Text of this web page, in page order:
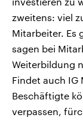
zweitens: viel
Mitarbeiter. Es
sagen bei
Weiterbildung
Findet auch IG
Beschäftigte
verpassen,